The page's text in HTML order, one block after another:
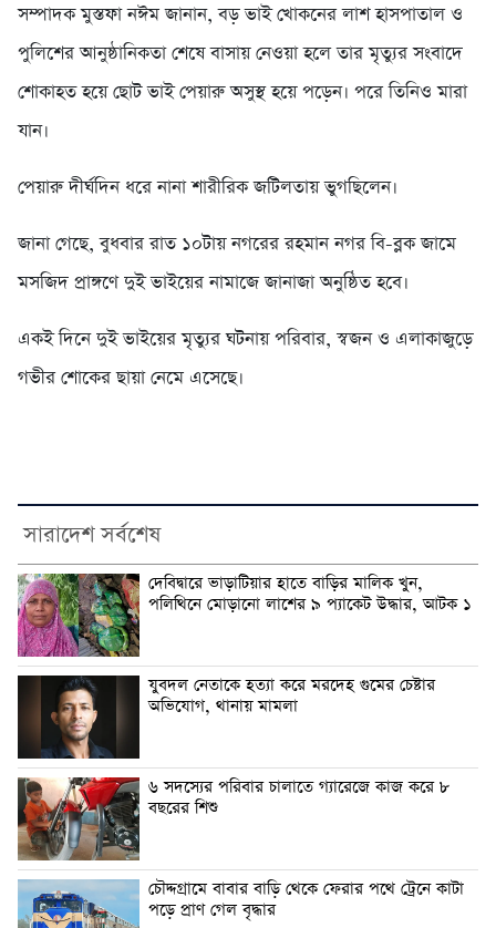
সম্পাদক মুস্তফা নঈম জানান, বড় ভাই খোকনের লাশ হাসপাতাল ও
পুলিশের আনুষ্ঠানিকতা শেষে বাসায় নেওয়া হলে তার মৃত্যুর সংবাদে
শোকাহত হয়ে ছোট ভাই পেয়ারু অসুস্থ হয়ে পড়েন। পরে তিনিও মারা
যান।
পেয়ারু দীর্ঘদিন ধরে নানা শারীরিক জটিলতায় ভুগছিলেন।
জানা গেছে, বুধবার রাত ১০টায় নগরের রহমান নগর বি-ব্লক জামে
মসজিদ প্রাঙ্গণে দুই ভাইয়ের নামাজে জানাজা অনুষ্ঠিত হবে।
একই দিনে দুই ভাইয়ের মৃত্যুর ঘটনায় পরিবার, স্বজন ও এলাকাজুড়ে
গভীর শোকের ছায়া নেমে এসেছে।
সারাদেশ সর্বশেষ
দেবিদ্বারে ভাড়াটিয়ার হাতে বাড়ির মালিক খুন,
পলিথিনে মোড়ানো লাশের ৯ প্যাকেট উদ্ধার, আটক ১
যুবদল নেতাকে হত্যা করে মরদেহ গুমের চেষ্টার
অভিযোগ, থানায় মামলা
৬ সদস্যের পরিবার চালাতে গ্যারেজে কাজ করে ৮
বছরের শিশু
চৌদ্দগ্রামে বাবার বাড়ি থেকে ফেরার পথে ট্রেনে কাটা
পড়ে প্রাণ গেল বৃদ্ধার